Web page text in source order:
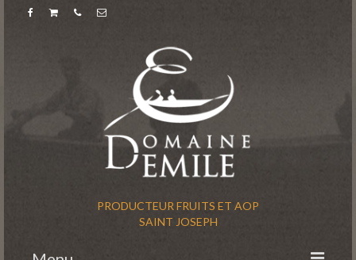
PRODUCTEUR FRUITS ET AOP
SAINT JOSEPH